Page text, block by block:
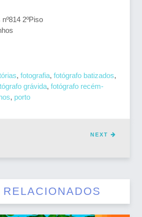
2ºPiso
, fotografia, fotógrafo batizados,
grávida, fotógrafo recém-
, porto
NEXT